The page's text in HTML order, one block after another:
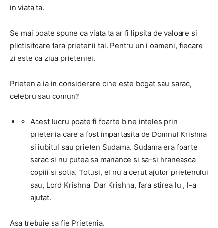
in viata ta.
Se mai poate spune ca viata ta ar fi lipsita de valoare si
plictisitoare fara prietenii tai. Pentru unii oameni, fiecare
zi este ca ziua prieteniei.
Prietenia ia in considerare cine este bogat sau sarac,
celebru sau comun?
Acest lucru poate fi foarte bine inteles prin
prietenia care a fost impartasita de Domnul Krishna
si iubitul sau prieten Sudama. Sudama era foarte
sarac si nu putea sa manance si sa-si hraneasca
copiii si sotia. Totusi, el nu a cerut ajutor prietenului
sau, Lord Krishna. Dar Krishna, fara stirea lui, l-a
ajutat.
Asa trebuie sa fie Prietenia.